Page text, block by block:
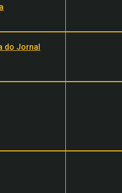
do Jornal